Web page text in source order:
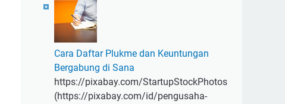
Cara Daftar Plukme dan Keuntungan
Bergabung di Sana
https://pixabay.com/StartupStockPhotos
(https://pixabay.com/id/pengusaha-